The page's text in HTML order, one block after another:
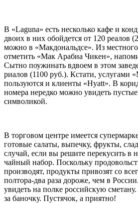
В «Laguna» есть несколько кафе и
двоих в них обойдется от 120 реалов
можно в «Макдональдсе». Из
отметить «Мак Арабиа Чикен»,
Сытно поужинать вдвоем в этом
риалов (1100 руб.). Кстати, услугами
пользуются и клиенты «Hyatt». В
номера нередко можно увидеть
символикой.
В торговом центре имеется
готовые салаты, выпечку, фрукты,
случай, если вы решите перекусить в
чайный набор. Поскольку
производят, продукты привозят со
полтора-два раза дороже, чем в
увидеть на полке российскую
за баночку. Пустячок, а приятно!